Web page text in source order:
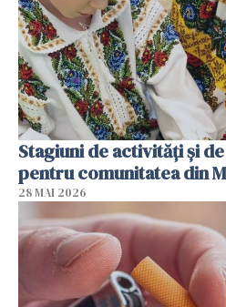
Stagiuni de activități și
pentru comunitatea din
28 MAI 2026